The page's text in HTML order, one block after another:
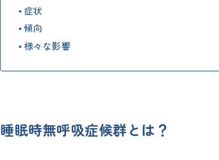
症状
傾向
様々な影響
睡眠時無呼吸症候群とは？